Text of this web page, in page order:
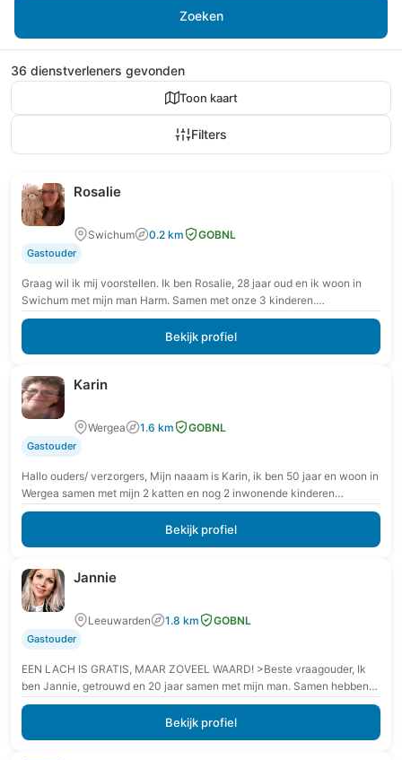
Zoeken
36 dienstverleners gevonden
Toon kaart
Filters
Rosalie
Swichum 0.2 km GOBNL
Gastouder
Graag wil ik mij voorstellen. Ik ben Rosalie, 28 jaar oud en ik woon in
Swichum met mijn man Harm. Samen met onze 3 kinderen.…
Bekijk profiel
Karin
Wergea 1.6 km GOBNL
Gastouder
Hallo ouders/ verzorgers, Mijn naaam is Karin, ik ben 50 jaar en woon in
Wergea samen met mijn 2 katten en nog 2 inwonende kinderen…
Bekijk profiel
Jannie
Leeuwarden 1.8 km GOBNL
Gastouder
EEN LACH IS GRATIS, MAAR ZOVEEL WAARD! >Beste vraagouder, Ik
ben Jannie, getrouwd en 20 jaar samen met mijn man. Samen hebben
wij 2 kinderen…
Bekijk profiel